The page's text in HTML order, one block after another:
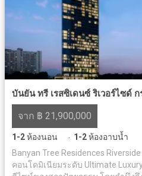
บันยัน ทรี เรสซิเดนซ์ ริเวอร์ไซด์ ก
จาก ฿ 21,900,000
1-2ห้องนอน · 1-2ห้องอาบน้ำ
Banyan Tree Residences
คอนโดมิเนียมระดับ Ultimate